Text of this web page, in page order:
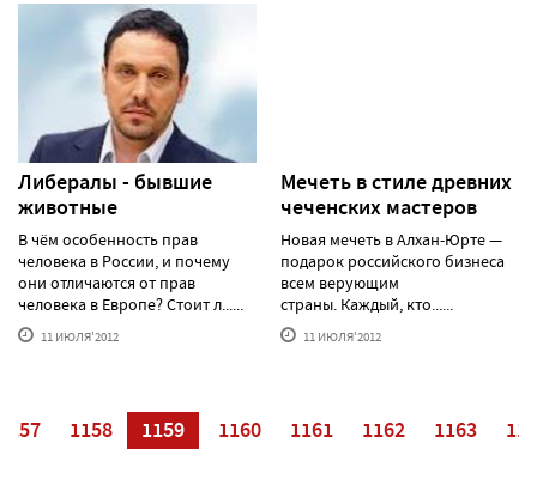
Либералы - бывшие
животные
В чём особенность прав
человека в России, и почему
они отличаются от прав
человека в Европе? Стоит л......
11 ИЮЛЯ'2012
Мечеть в стиле древних
чеченских мастеров
Новая мечеть в Алхан-Юрте —
подарок российского бизнеса
всем верующим
страны. Каждый, кто......
11 ИЮЛЯ'2012
1158 1159 1160 1161 1162 1163